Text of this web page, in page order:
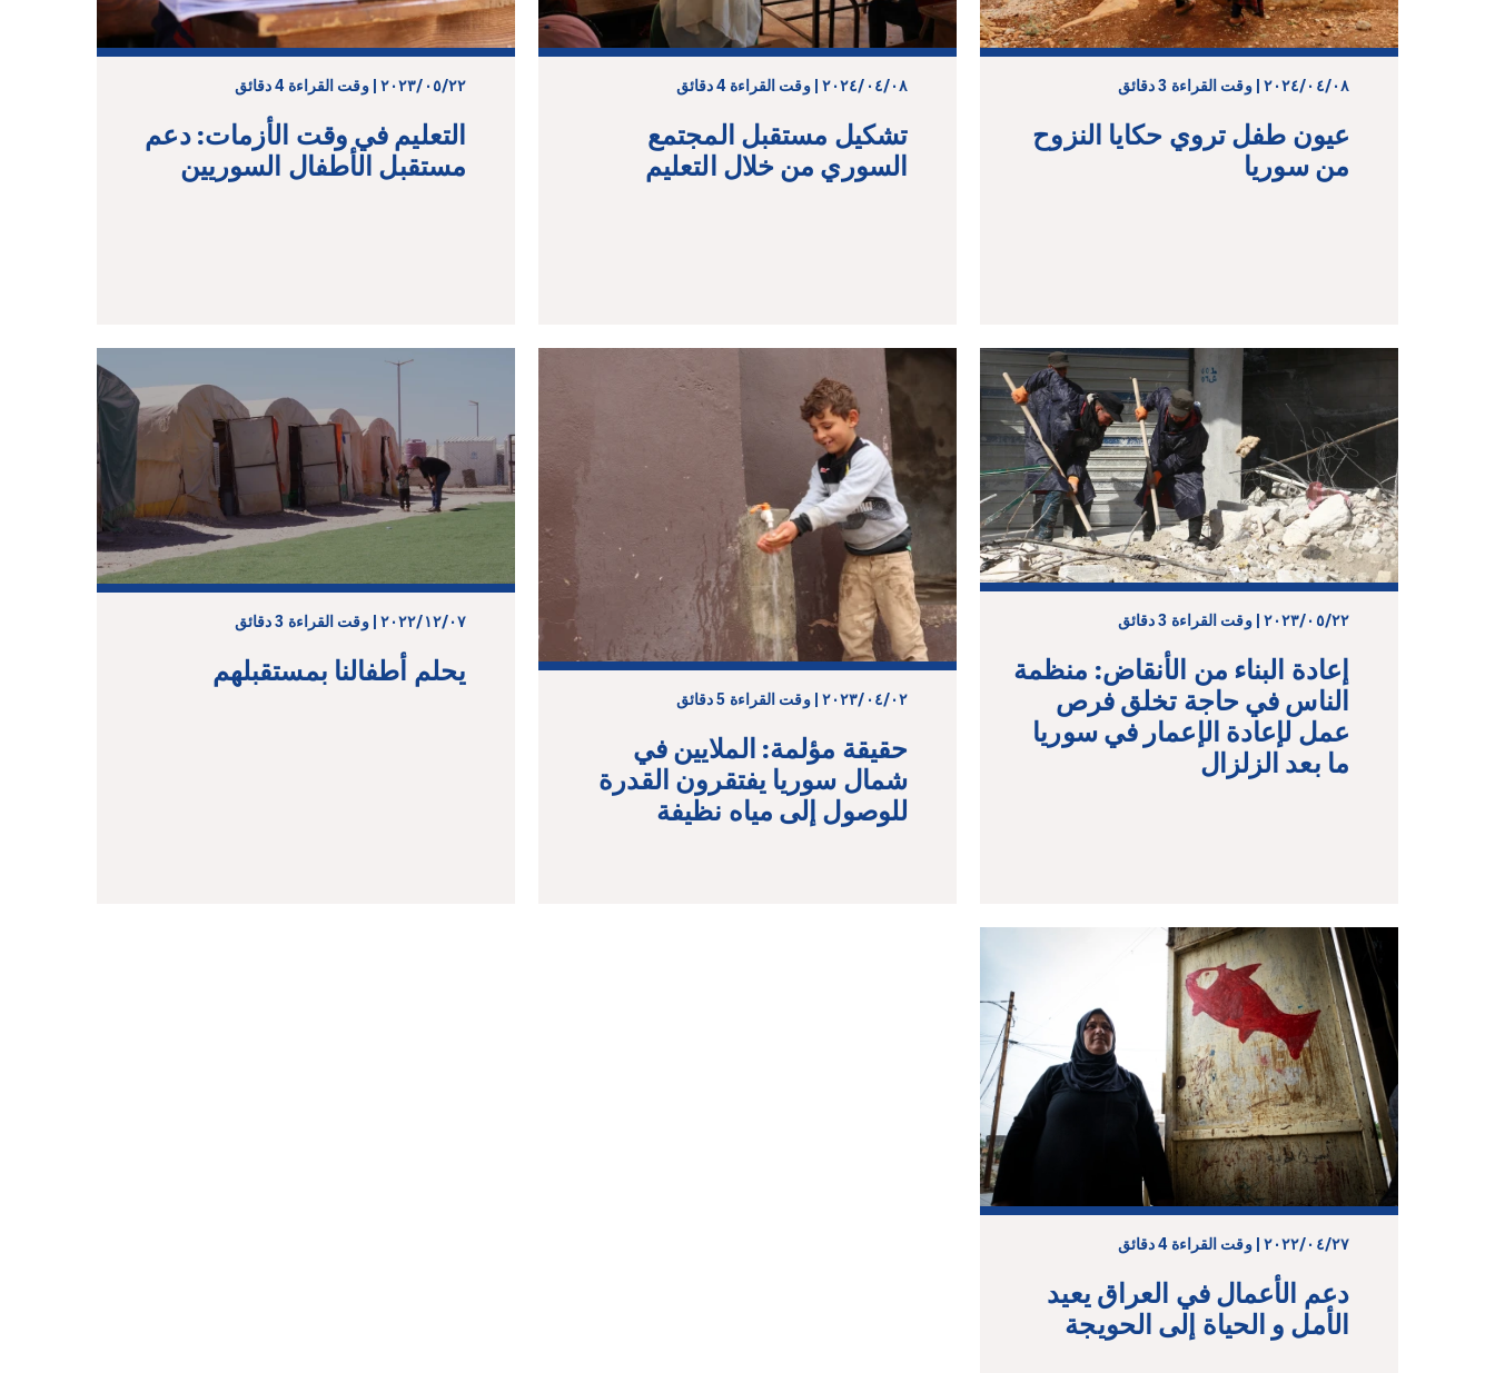
٠٨‏/٠٤‏/٢٠٢٤ | وقت القراءة 3 دقائق
عيون طفل تروي حكايا النزوح
من سوريا
٠٨‏/٠٤‏/٢٠٢٤ | وقت القراءة 4 دقائق
تشكيل مستقبل المجتمع
السوري من خلال التعليم
٢٢‏/٠٥‏/٢٠٢٣ | وقت القراءة 4 دقائق
التعليم في وقت الأزمات: دعم
مستقبل الأطفال السوريين
٢٢‏/٠٥‏/٢٠٢٣ | وقت القراءة 3 دقائق
إعادة البناء من الأنقاض: منظمة
الناس في حاجة تخلق فرص
عمل لإعادة الإعمار في سوريا
ما بعد الزلزال
٠٢‏/٠٤‏/٢٠٢٣ | وقت القراءة 5 دقائق
حقيقة مؤلمة: الملايين في
شمال سوريا يفتقرون القدرة
للوصول إلى مياه نظيفة
٠٧‏/١٢‏/٢٠٢٢ | وقت القراءة 3 دقائق
يحلم أطفالنا بمستقبلهم
٢٧‏/٠٤‏/٢٠٢٢ | وقت القراءة 4 دقائق
دعم الأعمال في العراق يعيد
الأمل و الحياة إلى الحويجة